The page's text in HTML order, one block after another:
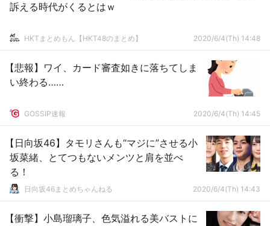
訴える時代がくるとはｗ
HKTまとめもん【HKT48のまとめ】 2020/6/4(Th) 14:48
【悲報】ワイ、カード審査如きに落ちてしま
い終わる……
GOSSIP速報 2020/6/4(Th) 14:45
【日向坂46】タモリさんも“マジに”させる小
坂菜緒、とてつもないメンツと肩を並べ
る！
日向坂46まとめちゃんねる 2020/6/4(Th) 14:43
【衝撃】小島瑠璃子、色気溢れる美バストに